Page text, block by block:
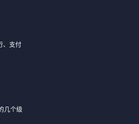
、支付
几个级